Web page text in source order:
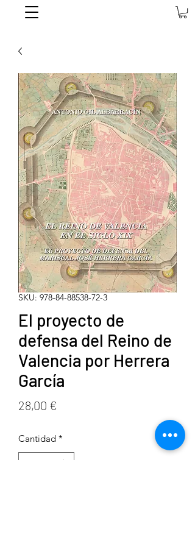
SKU: 978-84-88538-72-3
El proyecto de
defensa del Reino de
Valencia por Herrera
García
28,00 €
Cantidad *